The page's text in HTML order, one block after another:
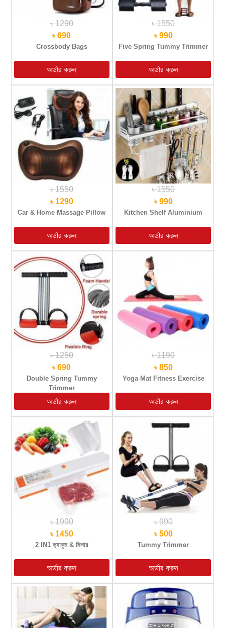
৳ 1290
৳ 690
Crossbody Bags
৳ 1550
৳ 990
Five Spring Tummy Trimmer
৳ 1550
৳ 1290
Car & Home Massage Pillow
৳ 1550
৳ 990
Kitchen Shelf Aluminium
৳ 1250
৳ 690
Double Spring Tummy
Trimmer
৳ 1190
৳ 850
Yoga Mat Fitness Exercise
৳ 1990
৳ 1450
2 IN1 ভ্যাকুম & সিলার
৳ 990
৳ 500
Tummy Trimmer